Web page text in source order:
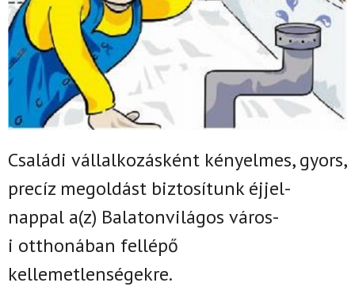
Családi vállalkozásként kényelmes, gyors,
precíz megoldást biztosítunkéjjel-
nappal a(z) Balatonvilágos város-
i otthonában fellépő
kellemetlenségekre.